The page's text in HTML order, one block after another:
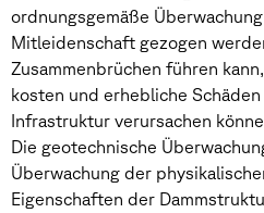
ordnungsgemäße
Mitleidenschaft gezogen
Zusammenbrüchen führen
kosten und erhebliche
Infrastruktur verursachen
Die geotechnische
Überwachung der
Eigenschaften der